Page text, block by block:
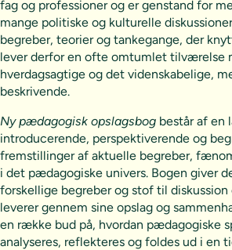
fag og professioner og er genstand for
mange politiske og kulturelle
begreber, teorier og tankegange, der
lever derfor en ofte omtumlet tilværelse
hverdagsagtige og det videnskabelige,
beskrivende.
Ny pædagogisk opslagsbog består af en
introducerende, perspektiverende og
fremstillinger af aktuelle begreber,
i det pædagogiske univers. Bogen giver
forskellige begreber og stof til
leverer gennem sine opslag og
en række bud på, hvordan pædagogiske
analyseres, reflekteres og foldes ud i en